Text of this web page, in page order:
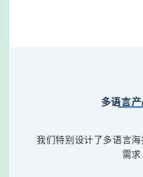
多语言
我们特别设计了多语言
需求